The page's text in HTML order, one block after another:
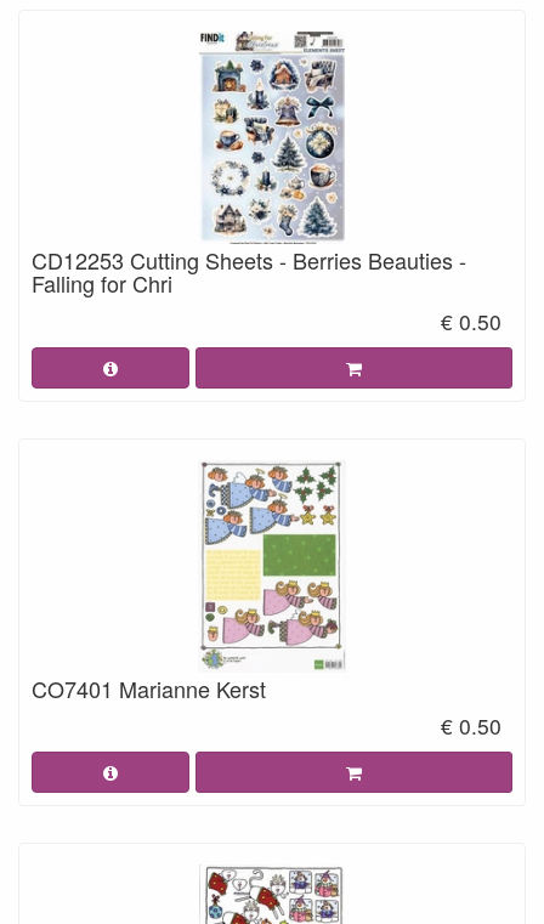
CD12253 Cutting Sheets - Berries Beauties -
Falling for Chri
€ 0.50
CO7401 Marianne Kerst
€ 0.50